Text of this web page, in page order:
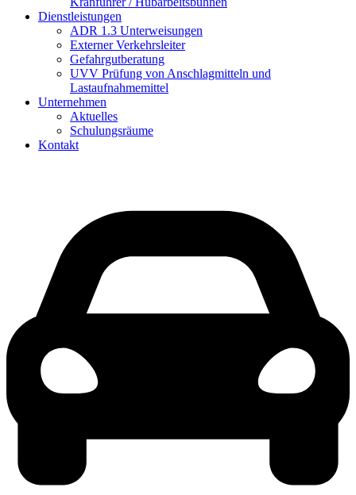
Dienstleistungen
ADR 1.3 Unterweisungen
Externer Verkehrsleiter
Gefahrgutberatung
UVV Prüfung von Anschlagmitteln und
Lastaufnahmemittel
Unternehmen
Aktuelles
Schulungsräume
Kontakt